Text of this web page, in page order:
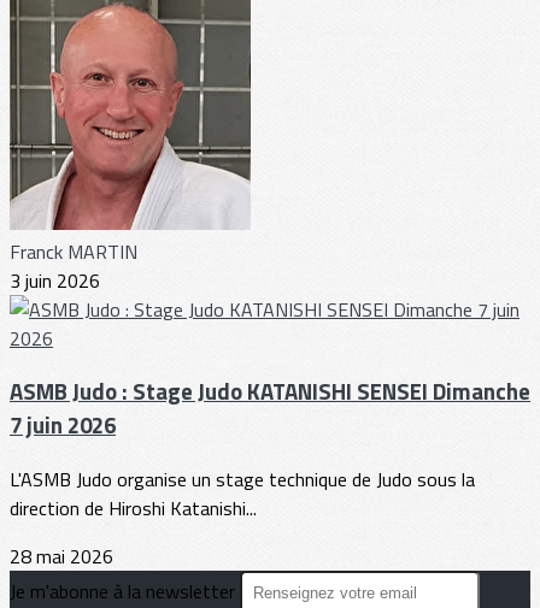
Franck MARTIN
3 juin 2026
ASMB Judo : Stage Judo KATANISHI SENSEI Dimanche
7 juin 2026
L'ASMB Judo organise un stage technique de Judo sous la
direction de Hiroshi Katanishi...
28 mai 2026
Je m'abonne à la newsletter